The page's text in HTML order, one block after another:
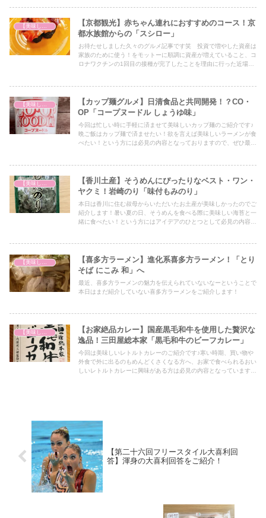
【京都観光】赤ちゃん連れにおすすめのコース！京
都水族館からの「スシロー」
お待たせしました久々のグルメ記事です笑 投資で増やした資産は
家族のために使う！をモットーに順調に資産が増えていること、コ
ロナワクチンの1回目の接種が完了したことを理由に行った近場の
【美味しいは正義】
【カップ麺グルメ】日清食品と共同開発！？CO・
OP「コープヌードル しょうゆ味」
今回は忙しい時に手軽に済ませて美味しいカップ麺のご紹介です♪
晩ご飯はカップ麺で済ませたい！欲を言えば美味しいラーメンが食
べたい！という方には必見の内容となっておりますので、ぜひ最後
【美味しいは正義】
【香川土産】そうめんにぴったりなベスト・ワン・
ヤクミ！岩崎のり「味付もみのり」
本日は香川に住む叔母からいただいたお土産が美味しかったのでご
紹介します！暑い夏の日、そうめんを食べる際に美味しい海苔と一
緒に食べたい！という方にはアイデアのひとつとして必見の内容と
【美味しいは正義】
【喜多方ラーメン】進化系喜多方ラーメン！「とり
そば にこみ 和」へ
最近、喜多方ラーメンの魅力を伝えられていないなーということで
本日はまだ紹介していない喜多方ラーメンをご紹介します！
【美味しいは正義】
【お家絶品カレー】国産黒毛和牛を使用した贅沢な
逸品！三田屋総本家「黒毛和牛のビーフカレー」
今回は美味しいレトルトカレーのご紹介です♪寒い時期、買い物や
外食で外に出るのもめんどくさくなる方へ、お家で食べられるおい
しいレトルトカレーに興味がある方は必見の内容となっていますの
【第二十六回フリースタイル大喜利回
答】渾身の大喜利回答をご紹介！